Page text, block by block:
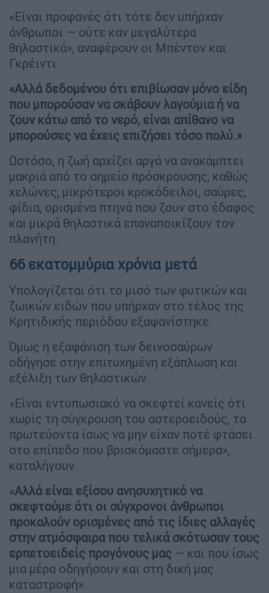
«Είναι προφανές ότι τότε δεν υπήρχαν
άνθρωποι — ούτε καν μεγαλύτερα
θηλαστικά», αναφέρουν οι Μπέντον και
Γκρέιντι.
«Αλλά δεδομένου ότι επιβίωσαν μόνο είδη
που μπορούσαν να σκάβουν λαγούμια ή να
ζουν κάτω από το νερό, είναι απίθανο να
μπορούσες να έχεις επιζήσει τόσο πολύ.»
Ωστόσο, η ζωή αρχίζει αργά να ανακάμπτει
μακριά από το σημείο πρόσκρουσης, καθώς
χελώνες, μικρότεροι κροκόδειλοι, σαύρες,
φίδια, ορισμένα πτηνά που ζουν στο έδαφος
και μικρά θηλαστικά επαναποικίζουν τον
πλανήτη.
66 εκατομμύρια χρόνια μετά
Υπολογίζεται ότι το μισό των φυτικών και
ζωικών ειδών που υπήρχαν στο τέλος της
Κρητιδικής περιόδου εξαφανίστηκε.
Όμως η εξαφάνιση των δεινοσαύρων
οδήγησε στην επιτυχημένη εξάπλωση και
εξέλιξη των θηλαστικών.
«Είναι εντυπωσιακό να σκεφτεί κανείς ότι
χωρίς τη σύγκρουση του αστεροειδούς, τα
πρωτεύοντα ίσως να μην είχαν ποτέ φτάσει
στο επίπεδο που βρισκόμαστε σήμερα»,
καταλήγουν.
«Αλλά είναι εξίσου ανησυχητικό να
σκεφτούμε ότι οι σύγχρονοι άνθρωποι
προκαλούν ορισμένες από τις ίδιες αλλαγές
στην ατμόσφαιρα που τελικά σκότωσαν τους
ερπετοειδείς προγόνους μας — και που ίσως
μια μέρα οδηγήσουν και στη δική μας
καταστροφή».